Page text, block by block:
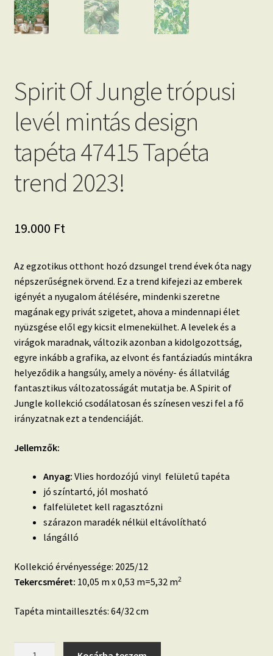
Spirit Of Jungle trópusi
levél mintás design
tapéta 47415 Tapéta
trend 2023!
19.000 Ft
Az egzotikus otthont hozó dzsungel trend évek óta nagy
népszerűségnek örvend. Ez a trend kifejezi az emberek
igényét a nyugalom átélésére, mindenki szeretne
magának egy privát szigetet, ahova a mindennapi élet
nyüzsgése elől egy kicsit elmenekülhet. Alevelek és a
virágok maradnak, változik azonban a kidolgozottság,
egyre inkább a grafika, az elvont és fantáziadús mintákra
helyeződik a hangsúly, amely a növény- és állatvilág
fantasztikus változatosságát mutatja be. A Spirit of
Jungle kollekció csodálatosan és színesen veszi fel a fő
irányzatnak ezt a tendenciáját.
Jellemzők:
Anyag: Vlies hordozójú vinyl felületű tapéta
jó színtartó, jól mosható
falfelületet kell ragasztózni
szárazon maradék nélkül eltávolítható
lángálló
Kollekció érvényessége: 2025/12
Tekercsméret: 10,05 m x 0,53 m=5,32 m2
Tapéta mintaillesztés: 64/32 cm